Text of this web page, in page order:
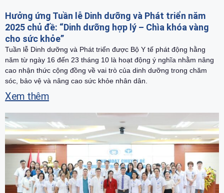
Hưởng ứng Tuần lễ Dinh dưỡng và Phát triển năm
2025 chủ đề: “Dinh dưỡng hợp lý – Chìa khóa vàng
cho sức khỏe”
Tuần lễ Dinh dưỡng và Phát triển được Bộ Y tế phát động hằng
năm từ ngày 16 đến 23 tháng 10 là hoạt động ý nghĩa nhằm nâng
cao nhận thức cộng đồng về vai trò của dinh dưỡng trong chăm
sóc, bảo vệ và nâng cao sức khỏe nhân dân.
Xem thêm